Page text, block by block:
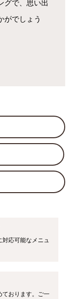
グで、思い出
がでしょう
対応可能なメニュ
ております。ご一